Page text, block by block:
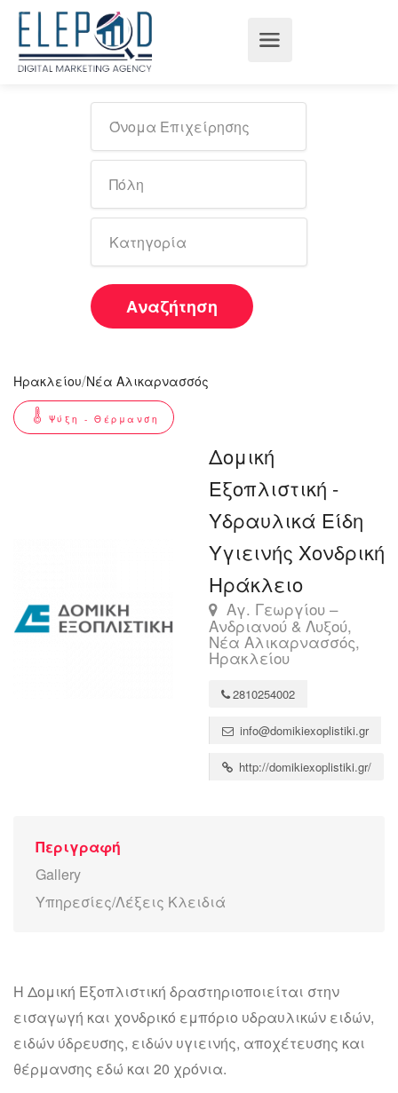
Αναζήτηση
Ηρακλείου/Νέα Αλικαρνασσός
Ψύξη - Θέρμανση
Δομική
Εξοπλιστική -
Υδραυλικά Είδη
Υγιεινής Χονδρική
Ηράκλειο
Αγ. Γεωργίου –
Ανδριανού & Λυξού,
Νέα Αλικαρνασσός,
Ηρακλείου
2810254002
info@domikiexoplistiki.gr
http://domikiexoplistiki.gr/
Περιγραφή
Gallery
Υπηρεσίες/Λέξεις Κλειδιά
Η Δομική Εξοπλιστική δραστηριοποιείται στην
εισαγωγή και χονδρικό εμπόριο υδραυλικών ειδών,
ειδών ύδρευσης, ειδών υγιεινής, αποχέτευσης και
θέρμανσης εδώ και 20 χρόνια.